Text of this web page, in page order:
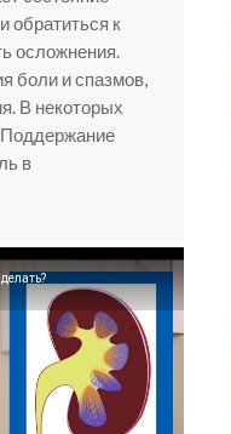
обратиться к
осложнения.
боли и спазмов,
В некоторых
Поддержание
в